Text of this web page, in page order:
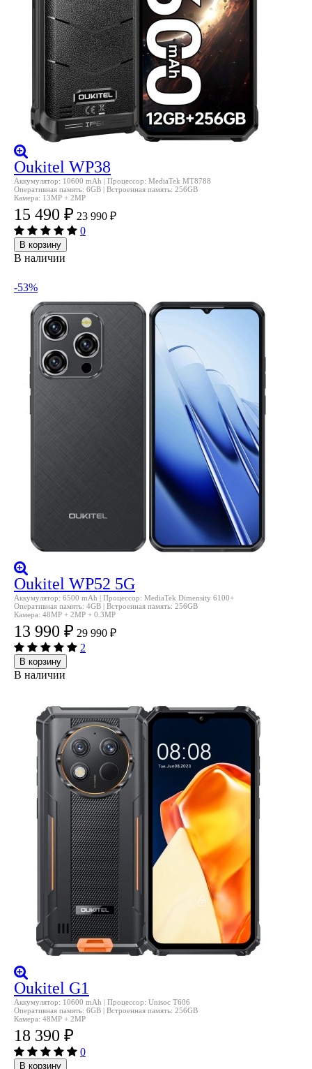
Oukitel WP38
Аккумулятор: 10600 mAh | Процессор: MediaTek MT8788
Оперативная память: 6GB | Встроенная память: 256GB
Камера: 13MP + 2MP
15 490 ₽ 23 990 ₽
0
В корзину
В наличии
-53%
Oukitel WP52 5G
Аккумулятор: 6500 mAh | Процессор: MediaTek Dimensity 6100+
Оперативная память: 4GB | Встроенная память: 256GB
Камера: 48MP + 2MP + 0.3MP
13 990 ₽ 29 990 ₽
2
В корзину
В наличии
Oukitel G1
Аккумулятор: 10600 mAh | Процессор: Unisoc T606
Оперативная память: 6GB | Встроенная память: 256GB
Камера: 48MP + 2MP
18 390 ₽
0
В корзину